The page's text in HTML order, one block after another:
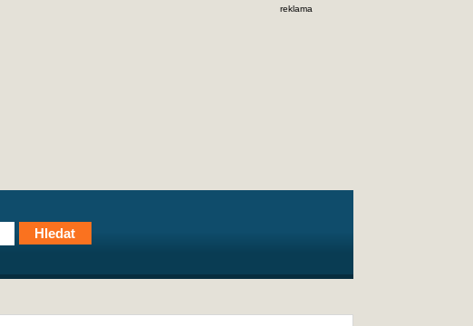
reklama